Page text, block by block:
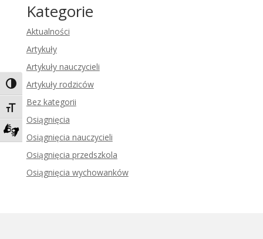
Toggle High Contrast
Toggle Font size
Zadzwoń do tłumacza języka migowego
Kategorie
Aktualności
Artykuły
Artykuły nauczycieli
Artykuły rodziców
Bez kategorii
Osiągnięcia
Osiągnięcia nauczycieli
Osiągnięcia przedszkola
Osiągnięcia wychowanków